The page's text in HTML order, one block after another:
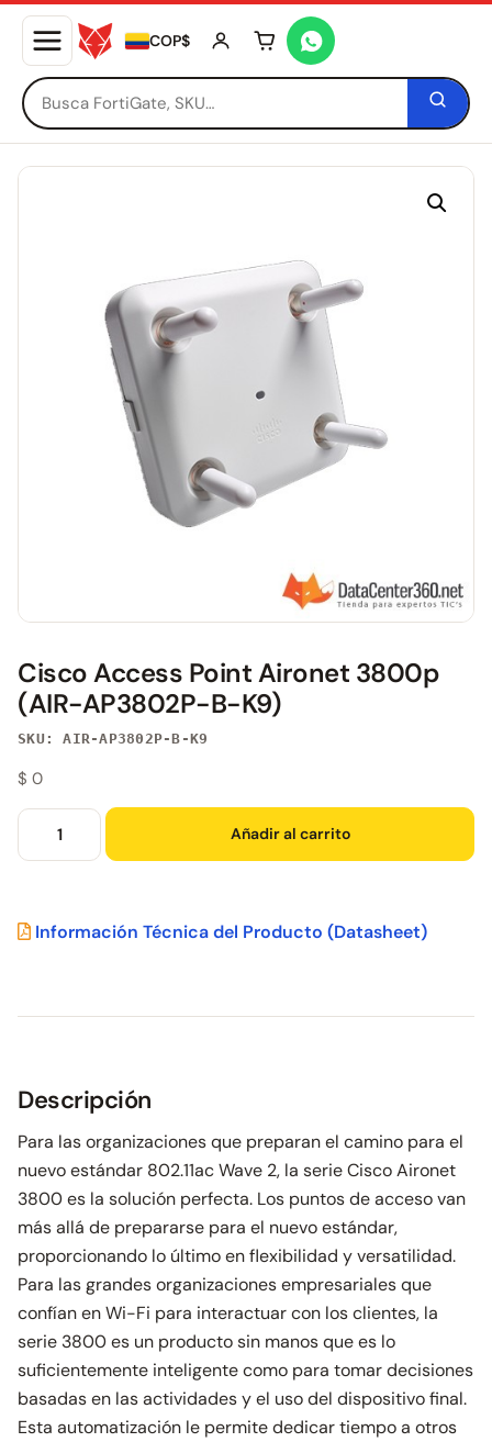
COP$ Tu carrito está vacío
Cisco Access Point Aironet 3800p
(AIR-AP3802P-B-K9)
SKU: AIR-AP3802P-B-K9
$ 0
Añadir al carrito
Información Técnica del Producto (Datasheet)
Descripción
Para las organizaciones que preparan el camino para el
nuevo estándar 802.11ac Wave 2, la serie Cisco Aironet
3800 es la solución perfecta. Los puntos de acceso van
más allá de prepararse para el nuevo estándar,
proporcionando lo último en flexibilidad y versatilidad.
Para las grandes organizaciones empresariales que
confían en Wi-Fi para interactuar con los clientes, la
serie 3800 es un producto sin manos que es lo
suficientemente inteligente como para tomar decisiones
basadas en las actividades y el uso del dispositivo final.
Esta automatización le permite dedicar tiempo a otros